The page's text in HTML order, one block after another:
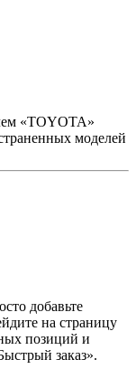
«TOYOTA»
моделей
добавьте
на страницу
позиций и
заказ».